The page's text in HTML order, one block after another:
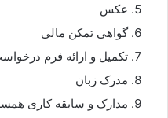
عکس
گواهی تمکن مالی
تکمیل و ارائه فرم
مدرک زبان
مدارک و سابقه کاری